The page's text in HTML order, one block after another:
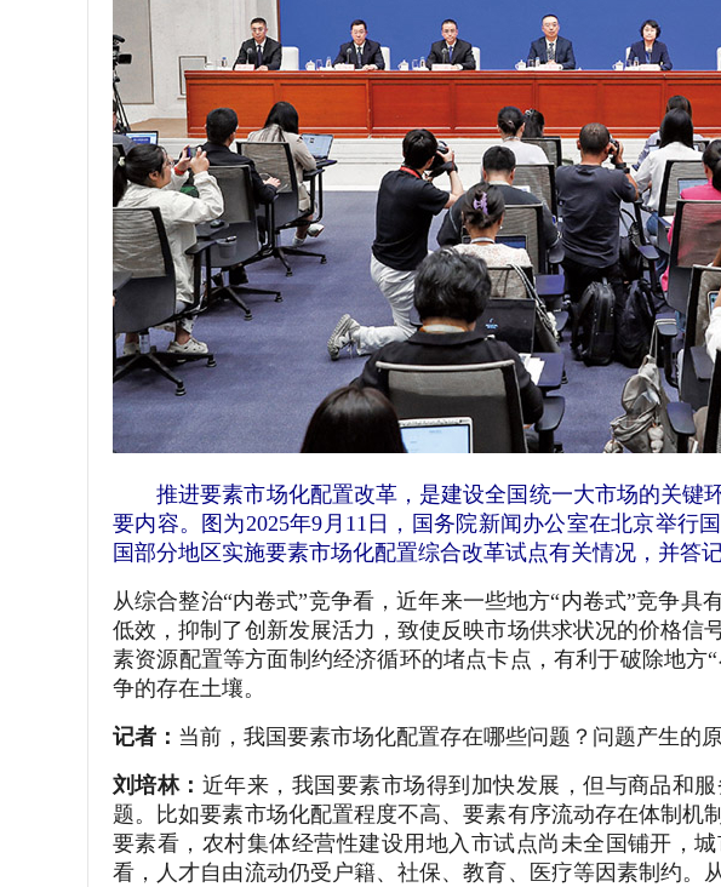
推进要素市场化配置改革，是建设全国统一大市场的关键
要内容。图为2025年9月11日，国务院新闻办公室在北京举行
国部分地区实施要素市场化配置综合改革试点有关情况，并答
从综合整治“内卷式”竞争看，近年来一些地方“内卷式”竞争具
低效，抑制了创新发展活力，致使反映市场供求状况的价格信
素资源配置等方面制约经济循环的堵点卡点，有利于破除地方
争的存在土壤。
记者： 当前，我国要素市场化配置存在哪些问题？问题产生的
刘培林： 近年来，我国要素市场得到加快发展，但与商品和
题。比如要素市场化配置程度不高、要素有序流动存在体制机
要素看，农村集体经营性建设用地入市试点尚未全国铺开，
看，人才自由流动仍受户籍、社保、教育、医疗等因素制约。